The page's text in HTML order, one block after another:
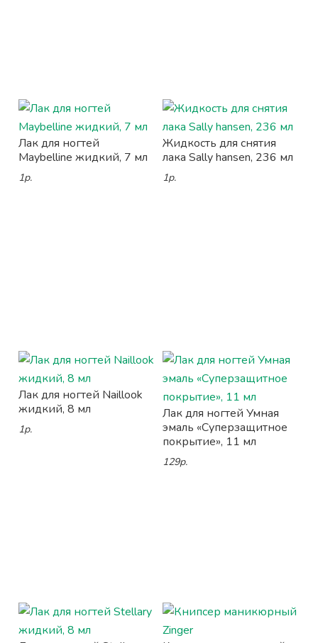
Лак для ногтей
Maybelline жидкий, 7 мл
1р.
Жидкость для снятия
лака Sally hansen, 236 мл
1р.
Лак для ногтей Naillook
жидкий, 8 мл
1р.
Лак для ногтей Умная
эмаль «Суперзащитное
покрытие», 11 мл
129р.